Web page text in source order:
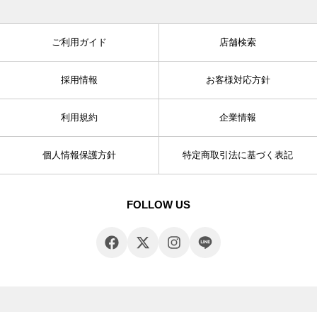
ご利用ガイド 店舗検索
採用情報 お客様対応方針
利用規約 企業情報
個人情報保護方針 特定商取引法に基づく表記
FOLLOW US